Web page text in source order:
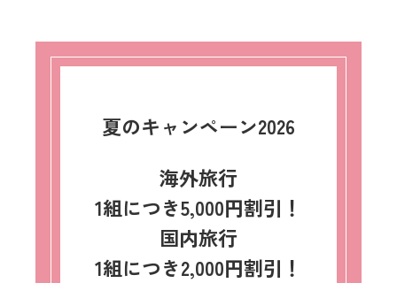
夏のキャンペーン2026
海外旅行
1組につき5,000円割引！
国内旅行
1組につき2,000円割引！